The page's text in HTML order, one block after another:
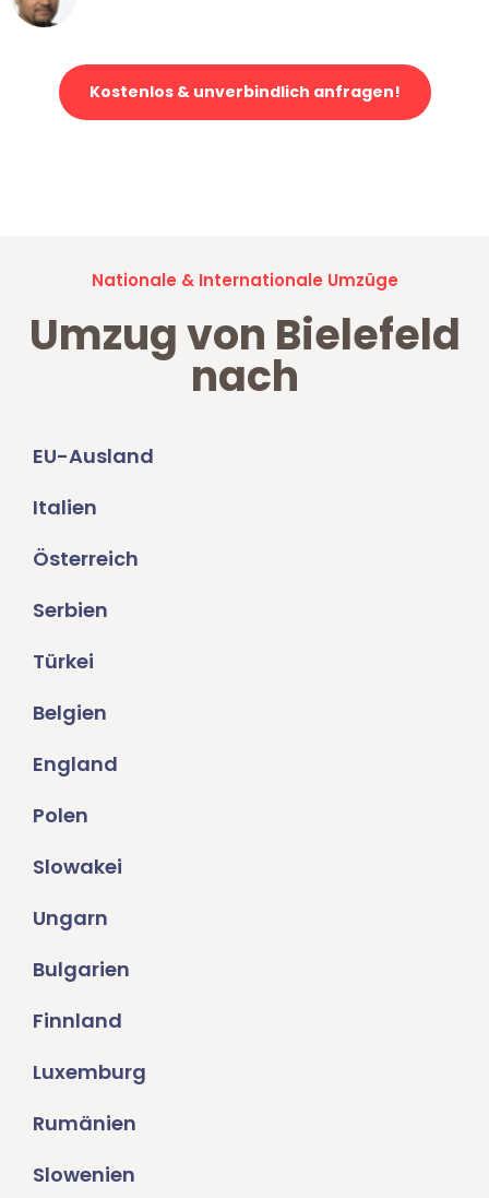
Kostenlos & unverbindlich anfragen!
Nationale & Internationale Umzüge
Umzug von Bielefeld
nach
EU-Ausland
Italien
Österreich
Serbien
Türkei
Belgien
England
Polen
Slowakei
Ungarn
Bulgarien
Finnland
Luxemburg
Rumänien
Slowenien